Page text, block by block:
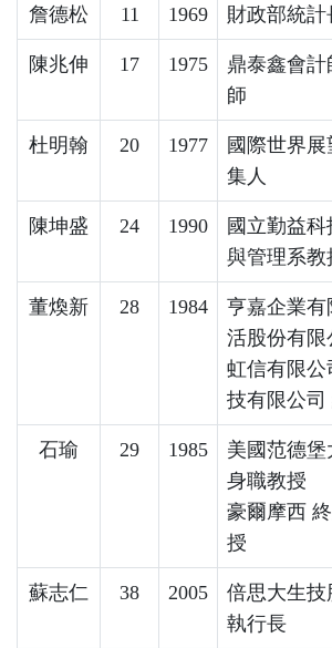
詹德松 11 1969 財政部統
陳兆伸 17 1975
鼎泰鑫會
師
杜明翰 20 1977
國際世界
集人
陳坤盛 24 1990
國立勤益
與管理系教
董煥新 28 1984
亨嘉企業有
活股份有
虹信有限
技有限公司
石瑜 29 1985
美國范德
身職教授
豪爾摩西
授
蘇志仁 38 2005
倍思大生技
執行長